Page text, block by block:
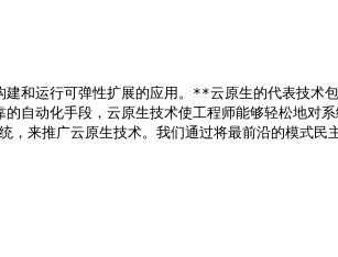
和运行可弹性扩展的应用。**云原生的代表技术
动化手段，云原生技术使工程师能够轻松地对系
来推广云原生技术。我们通过将最前沿的模式民